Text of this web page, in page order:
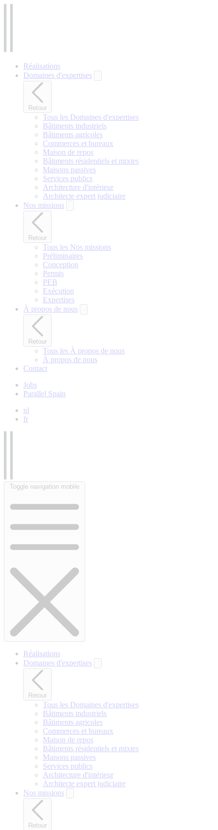
Réalisations
Domaines d'expertises
Retour
Tous les Domaines d'expertises
Bâtiments industriels
Bâtiments agricoles
Commerces et bureaux
Maison de repos
Bâtiments résidentiels et mixtes
Maisons passives
Services publics
Architecture d'intérieur
Architecte expert judiciaire
Nos missions
Retour
Tous les Nos missions
Préliminaires
Conception
Permis
PEB
Exécution
Expertises
À propos de nous
Retour
Tous les À propos de nous
À propos de nous
Contact
Jobs
Parallel Spain
nl
fr
Toggle navigation mobile
Réalisations
Domaines d'expertises
Retour
Tous les Domaines d'expertises
Bâtiments industriels
Bâtiments agricoles
Commerces et bureaux
Maison de repos
Bâtiments résidentiels et mixtes
Maisons passives
Services publics
Architecture d'intérieur
Architecte expert judiciaire
Nos missions
Retour